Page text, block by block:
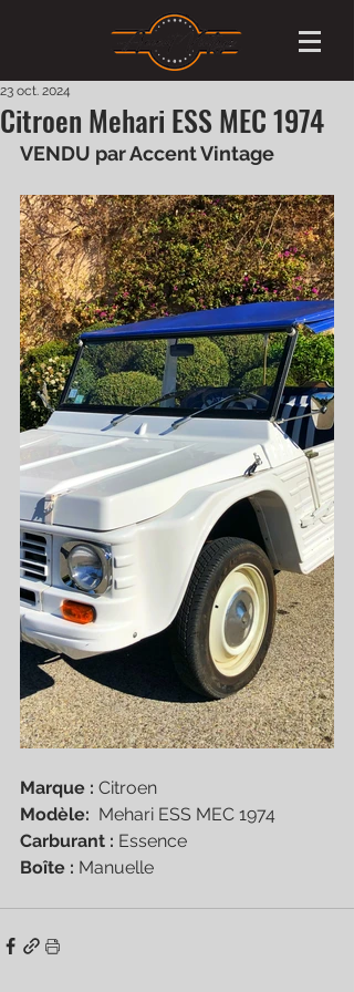
Citroen Mehari ESS MEC 1974
23 oct. 2024
VENDU par Accent Vintage
Marque : Citroen
Modèle: Mehari ESS MEC 1974
Carburant : Essence
Boîte : Manuelle